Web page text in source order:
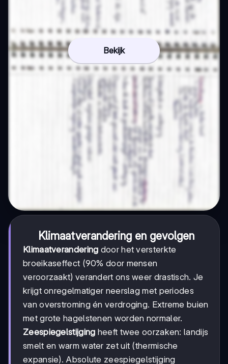
Bekijk
Klimaatverandering en gevolgen
Klimaatverandering door het versterkte
broeikaseffect (90% door mensen
veroorzaakt) verandert ons weer drastisch. Je
krijgt onregelmatiger neerslag met periodes
van overstroming én verdroging. Extreme buien
met grote hagelstenen worden normaler.
Zeespiegelstijging heeft twee oorzaken: landijs
smelt en warm water zet uit (thermische
expansie). Absolute zeespiegelstijging